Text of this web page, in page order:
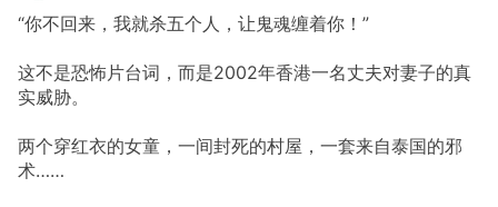
“你不回来，我就杀五个人，让鬼魂缠着你！”
这不是恐怖片台词，而是2002年香港一名丈夫对妻子的真
实威胁。
两个穿红衣的女童，一间封死的村屋，一套来自泰国的邪
术……